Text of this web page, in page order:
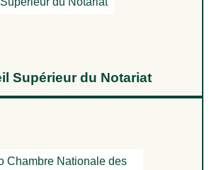
Supérieur du Notariat